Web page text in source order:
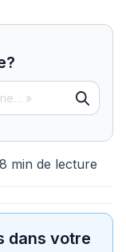
8 min de lecture
dans votre